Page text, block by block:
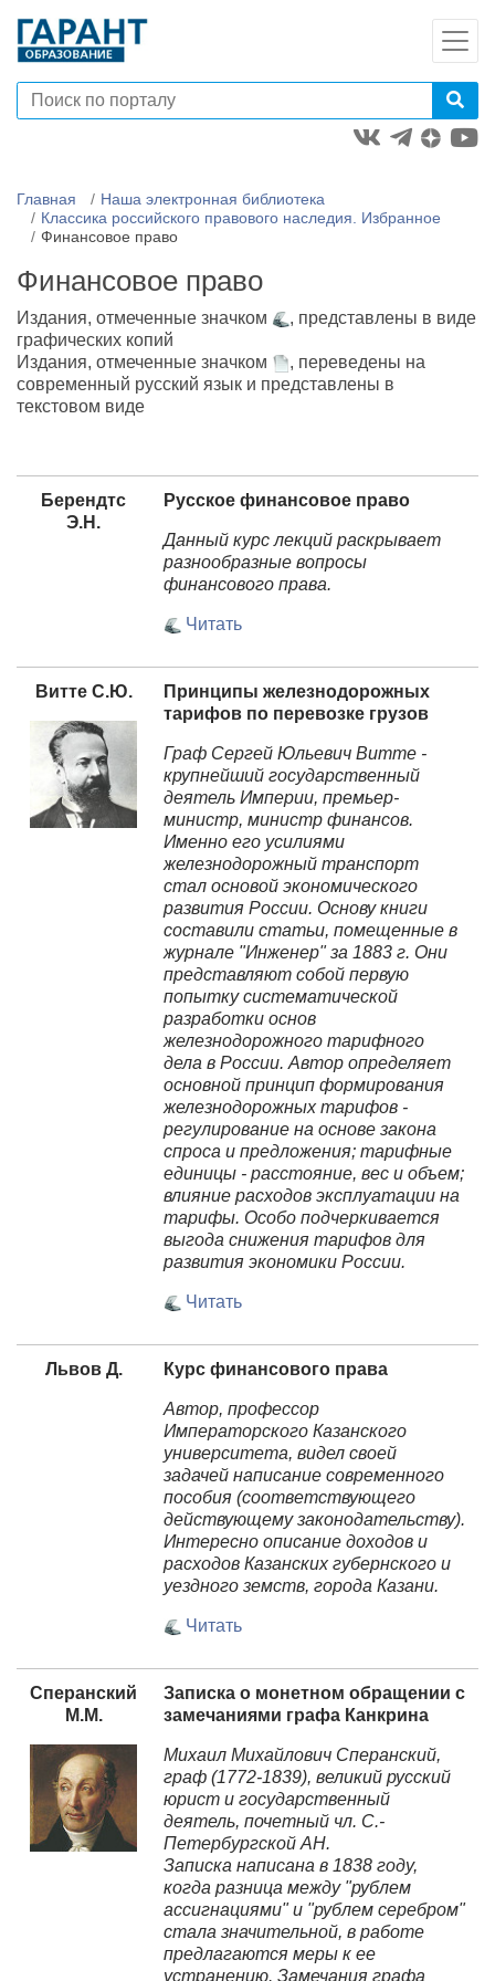
Главная
Наша электронная библиотека
Классика российского правового наследия. Избранное
Финансовое право
Финансовое право
Издания, отмеченные значком
, представлены в виде
графических копий
Издания, отмеченные значком
, переведены на
современный русский язык и представлены в
текстовом виде
Берендтс
Э.Н.
Русское финансовое право
Данный курс лекций раскрывает
разнообразные вопросы
финансового права.
Читать
Витте С.Ю.
Принципы железнодорожных
тарифов по перевозке грузов
Граф Сергей Юльевич Витте -
крупнейший государственный
деятель Империи, премьер-
министр, министр финансов.
Именно его усилиями
железнодорожный транспорт
стал основой экономического
развития России. Основу книги
составили статьи, помещенные в
журнале "Инженер" за 1883 г. Они
представляют собой первую
попытку систематической
разработки основ
железнодорожного тарифного
дела в России. Автор определяет
основной принцип формирования
железнодорожных тарифов -
регулирование на основе закона
спроса и предложения; тарифные
единицы - расстояние, вес и объем;
влияние расходов эксплуатации на
тарифы. Особо подчеркивается
выгода снижения тарифов для
развития экономики России.
Читать
Львов Д. Курс финансового права
Автор, профессор
Императорского Казанского
университета, видел своей
задачей написание современного
пособия (соответствующего
действующему законодательству).
Интересно описание доходов и
расходов Казанских губернского и
уездного земств, города Казани.
Читать
Сперанский
М.М.
Записка о монетном обращении с
замечаниями графа Канкрина
Михаил Михайлович Сперанский,
граф (1772-1839), великий русский
юрист и государственный
деятель, почетный чл. С.-
Петербургской АН.
Записка написана в 1838 году,
когда разница между "рублем
ассигнациями" и "рублем серебром"
стала значительной, в работе
предлагаются меры к ее
устранению. Замечания графа